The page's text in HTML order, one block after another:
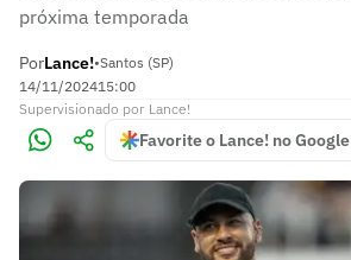
próxima temporada
PorLance!•Santos (SP)
14/11/202415:00
Supervisionado por Lance!
Favorite o Lance! no Google